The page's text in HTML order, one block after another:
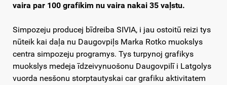
vaira par 100 grafikim nu vaira nakai 35 vaļstu.
Simpozeju producej bīdreiba SIVIA, i jau ostoitū reizi tys
nūteik kai daļa nu Daugovpiļs Marka Rotko muokslys
centra simpozeju programys. Tys turpynoj grafikys
muokslys medeja īdzeivynuošonu Daugovpilī i Latgolys
vuorda nesšonu storptautyskai car grafiku aktivitatem